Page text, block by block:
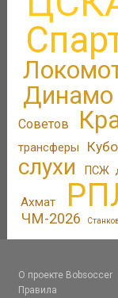
Динамо
Советов
трансферы
слухи
ПСЖ
Ахмат
ЧМ-2026
О проекте Bobsoccer
Правила